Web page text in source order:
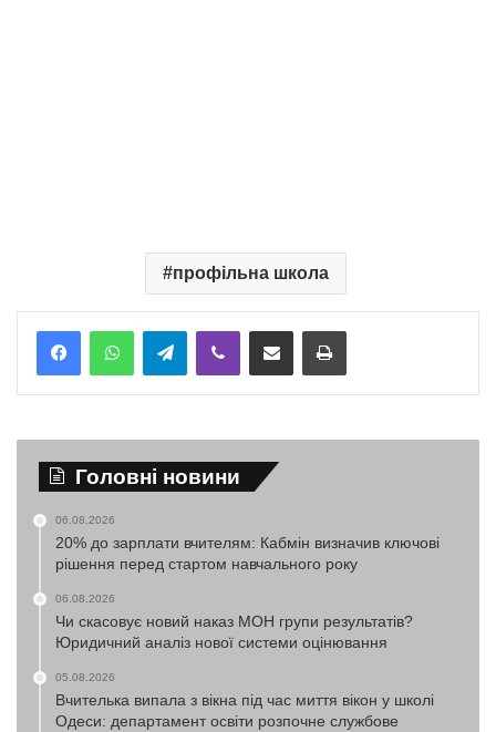
профільна школа
TelegramViber Надіслати електронною поштоюНадрукувати
Головні новини
06.08.2026
20% до зарплати вчителям: Кабмін визначив ключові
рішення перед стартом навчального року
06.08.2026
Чи скасовує новий наказ МОН групи результатів?
Юридичний аналіз нової системи оцінювання
05.08.2026
Вчителька випала з вікна під час миття вікон у школі
Одеси: департамент освіти розпочне службове